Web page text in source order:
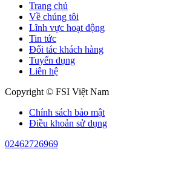
Trang chủ
Về chúng tôi
Lĩnh vực hoạt động
Tin tức
Đối tác khách hàng
Tuyển dụng
Liên hệ
Copyright © FSI Việt Nam
Chính sách bảo mật
Điều khoản sử dụng
02462726969